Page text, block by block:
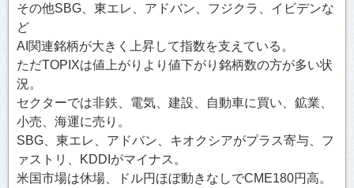
その他SBG、東エレ、アドバン、フジクラ、イビデンな
ど
AI関連銘柄が大きく上昇して指数を支えている。
ただTOPIXは値上がりより値下がり銘柄数の方が多い状
況。
セクターでは非鉄、電気、建設、自動車に買い、鉱業、
小売、海運に売り。
SBG、東エレ、アドバン、キオクシアがプラス寄与、フ
ァストリ、KDDIがマイナス。
米国市場は休場、ドル円ほぼ動きなしでCME180円高。